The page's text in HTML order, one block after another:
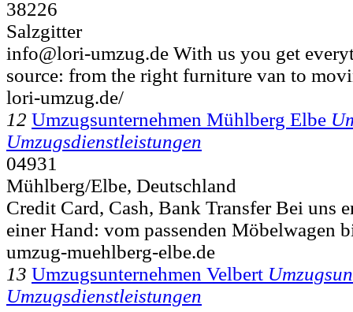
38226
Salzgitter
info@lori-umzug.de With us you get
source: from the right furniture van to
lori-umzug.de/
12 Umzugsunternehmen Mühlberg Elbe
Umzugsdienstleistungen
04931
Mühlberg/Elbe, Deutschland
Credit Card, Cash, Bank Transfer Bei uns
einer Hand: vom passenden Möbelwagen
umzug-muehlberg-elbe.de
13 Umzugsunternehmen Velbert
Umzugsdienstleistungen